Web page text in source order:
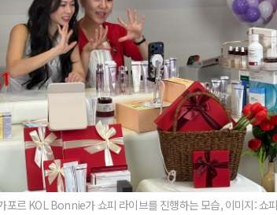
포르 KOL Bonnie가 쇼피 라이브를 진행하는 모습, 이미지: 쇼